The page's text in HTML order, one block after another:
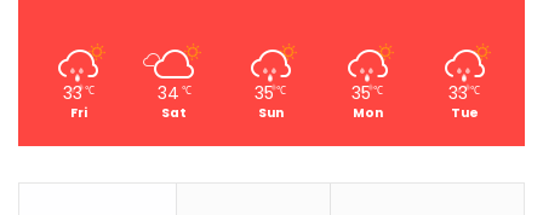
33 ℃
Fri
34 ℃
Sat
35℃
Sun
35℃
Mon
33℃
Tue